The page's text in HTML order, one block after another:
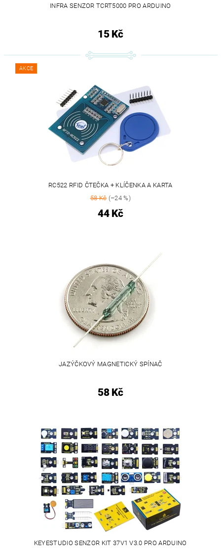
INFRA SENZOR TCRT5000 PRO ARDUINO
15 Kč
AKCE
RC522 RFID ČTEČKA + KLÍČENKA A KARTA
58 Kč(–24 %)
44 Kč
JAZÝČKOVÝ MAGNETICKÝ SPÍNAČ
58 Kč
KEYESTUDIO SENZOR KIT 37V1 V3.0 PRO ARDUINO